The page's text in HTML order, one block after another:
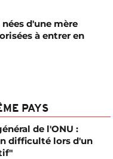
d'une mère
à entrer en
PAYS
de l'ONU :
difficulté lors d'un